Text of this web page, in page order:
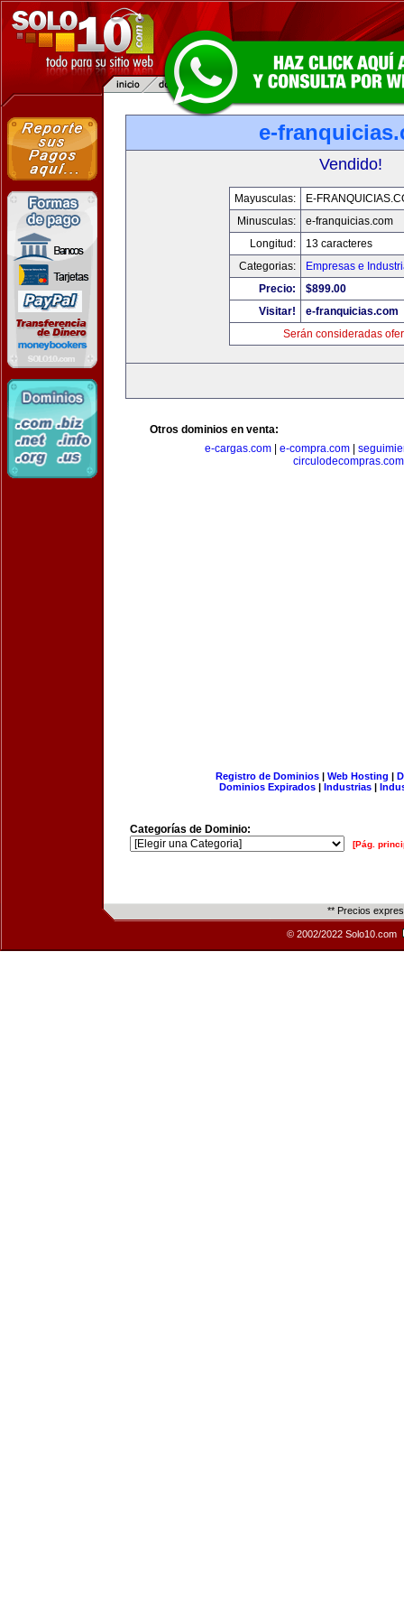
e-
Vendido!
Mayusculas:
E-
Minusculas:
e-franquicias.com
Longitud:
13 caracteres
Categorias:
Empresas e
Precio:
$899.00
Visitar!
e-franquicias.com
Serán consideradas
Otros dominios en venta:
e-cargas.com| e-compra.com|
circulodecompras.com
Registro de Dominios| Web Hosting |
Dominios Expirados | Industrias |
Categorías de Dominio:
[Pág.
** Precios
© 2002/2022 Solo10.com